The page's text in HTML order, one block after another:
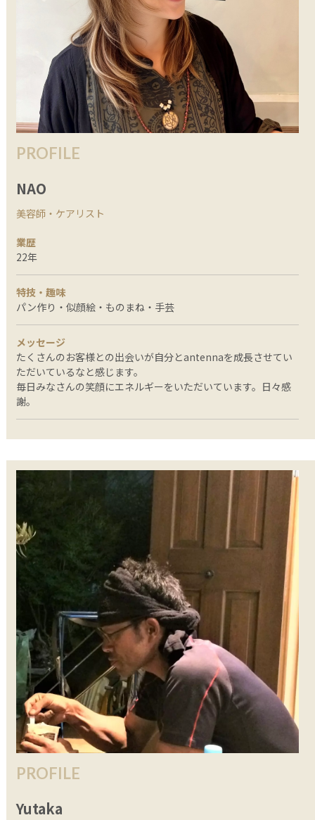
PROFILE
NAO
美容師・ケアリスト
業歴
22年
特技・趣味
パン作り・似顔絵・ものまね・手芸
メッセージ
たくさんのお客様との出会いが自分とantennaを成長させてい
ただいているなと感じます。
毎日みなさんの笑顔にエネルギーをいただいています。日々感
謝。
PROFILE
Yutaka